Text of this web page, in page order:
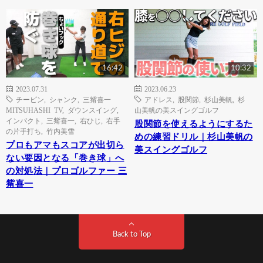
16:42
2023.07.31
チーピン
シャンク
三觜喜一
MITSUHASHI TV, ダウンスイング
インパクト
三觜喜一 右ひじ
右手
の片手打ち
竹内美雪
プロもアマもスコアが出切ら
ない要因となる「巻き球」へ
の対処法｜プロゴルファー 三
觜喜一
10:32
2023.06.23
アドレス
股関節 杉山美帆
杉
山美帆の美スイングゴルフ
股関節を使えるようにするた
めの練習ドリル｜杉山美帆の
美スイングゴルフ
Back to Top